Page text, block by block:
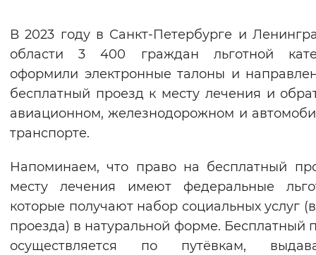
Цвет сайта
Монохромный Инверсивный
Синий фон
Включены Выключены
Звуковой ассистент
Воспроизвести Остановить
В 2023 году в Санкт-Петербурге и
области 3 400 граждан льготной
оформили электронные талоны и
бесплатный проезд к месту лечения и
авиационном, железнодорожном и
транспорте.
Напоминаем, что право на бесплатный
месту лечения имеют федеральные
которые получают набор социальных услуг
проезда) в натуральной форме. Бесплатный
осуществляется по путёвкам,